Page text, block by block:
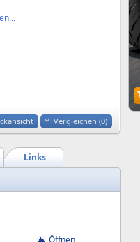
Vergleichen (0)
Links
Öffnen